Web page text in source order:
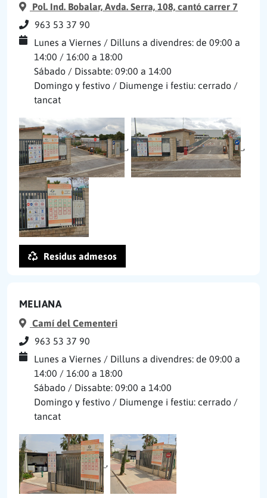
Pol. Ind. Bobalar, Avda. Serra, 108, cantó carrer 7
963 53 37 90
Lunes a Viernes / Dilluns a divendres: de 09:00 a
14:00 / 16:00 a 18:00
Sábado / Dissabte: 09:00 a 14:00
Domingo y festivo / Diumenge i festiu: cerrado /
tancat
, ,
Residus admesos
MELIANA
Camí del Cementeri
963 53 37 90
Lunes a Viernes / Dilluns a divendres: de 09:00 a
14:00 / 16:00 a 18:00
Sábado / Dissabte: 09:00 a 14:00
Domingo y festivo / Diumenge i festiu: cerrado /
tancat
,